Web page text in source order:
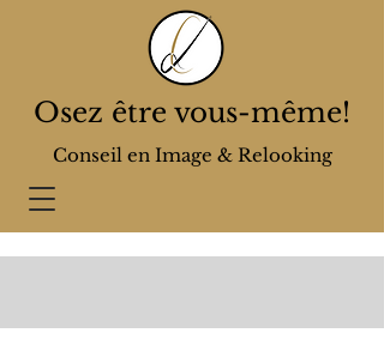
Osez être vous-même!
Conseil en Image & Relooking